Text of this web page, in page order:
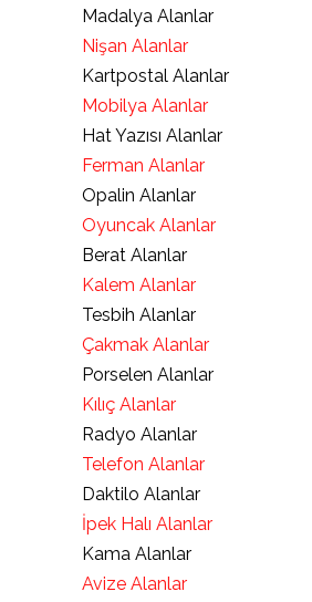
Madalya Alanlar
Nişan Alanlar
Kartpostal Alanlar
Mobilya Alanlar
Hat Yazısı Alanlar
Ferman Alanlar
Opalin Alanlar
Oyuncak Alanlar
Berat Alanlar
Kalem Alanlar
Tesbih Alanlar
Çakmak Alanlar
Porselen Alanlar
Kılıç Alanlar
Radyo Alanlar
Telefon Alanlar
Daktilo Alanlar
İpek Halı Alanlar
Kama Alanlar
Avize Alanlar